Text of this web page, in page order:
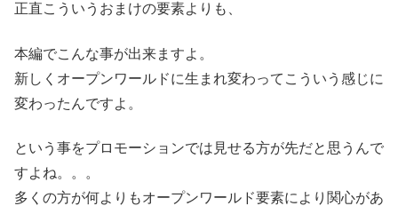
正直こういうおまけの要素よりも、
本編でこんな事が出来ますよ。
新しくオープンワールドに生まれ変わってこういう感じに
変わったんですよ。
という事をプロモーションでは見せる方が先だと思うんで
すよね。。。
多くの方が何よりもオープンワールド要素により関心があ